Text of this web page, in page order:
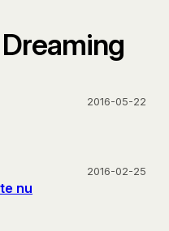
2016-05-22
nu
2016-02-25